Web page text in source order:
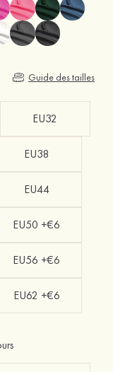
Guide des tailles
EU32
EU38
EU44
EU50 +€6
EU56 +€6
EU62 +€6